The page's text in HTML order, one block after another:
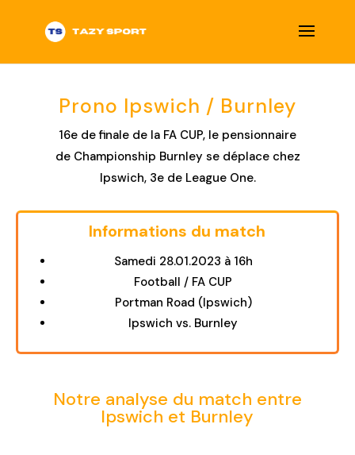
Prono Ipswich / Burnley
16e de finale de la FA CUP, le pensionnaire
de Championship Burnley se déplace chez
Ipswich, 3e de League One.
Informations du match
Samedi 28.01.2023 à 16h
Football / FA CUP
Portman Road (Ipswich)
Ipswich vs. Burnley
Notre analyse du match entre
Ipswich et Burnley